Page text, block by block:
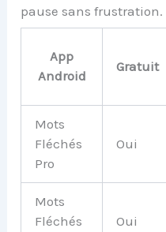
pause sans frustration.
App
Android
Gratuit
Mots
Fléchés
Pro
Oui
Mots
Fléchés
Oui